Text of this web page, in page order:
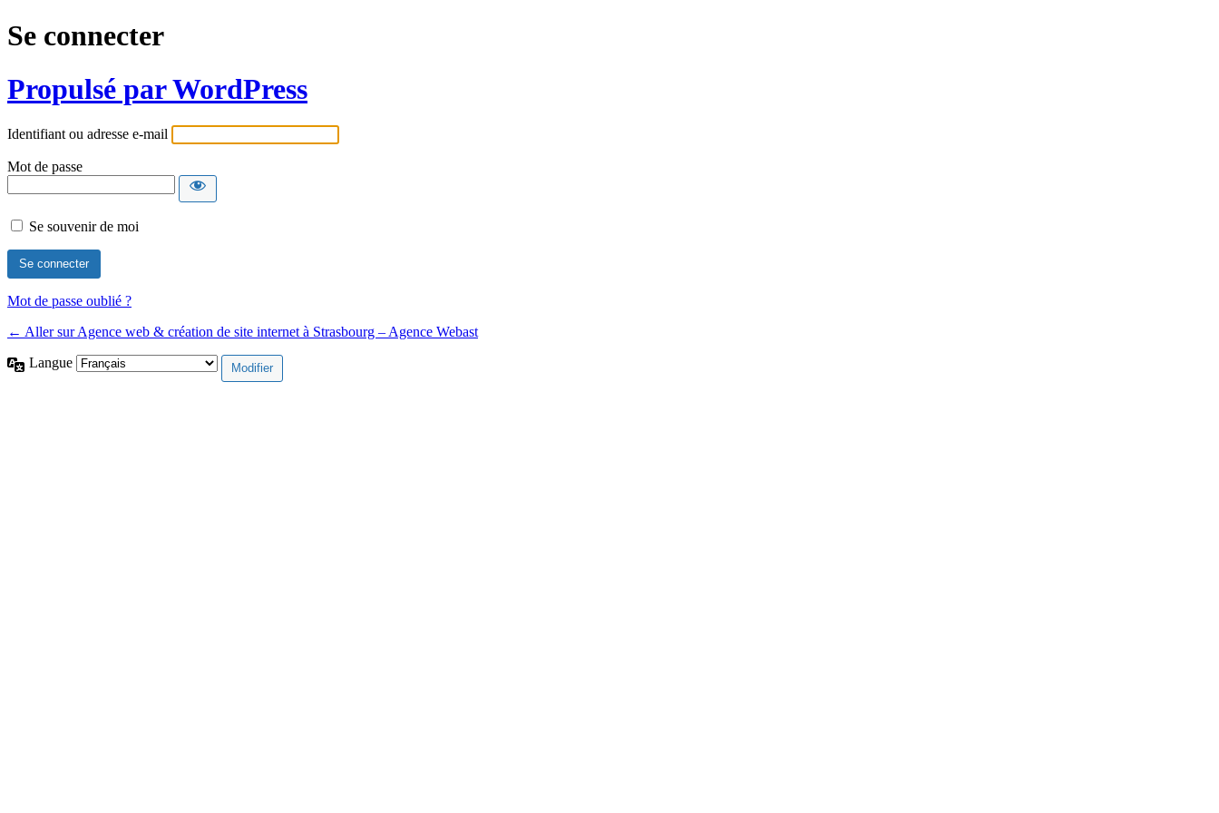
Se connecter
Propulsé par WordPress
Identifiant ou adresse e-mail
Mot de passe
Se souvenir de moi
Mot de passe oublié ?
← Aller sur Agence web & création de site internet à Strasbourg – Agence Webast
Langue